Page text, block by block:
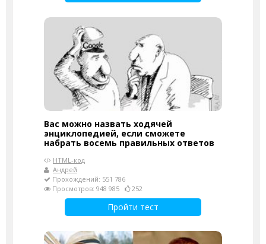
Вас можно назвать ходячей
энциклопедией, если сможете
набрать восемь правильных ответов
HTML-код
Андрей
Прохождений: 551 786
Просмотров: 948 985
252
Пройти тест